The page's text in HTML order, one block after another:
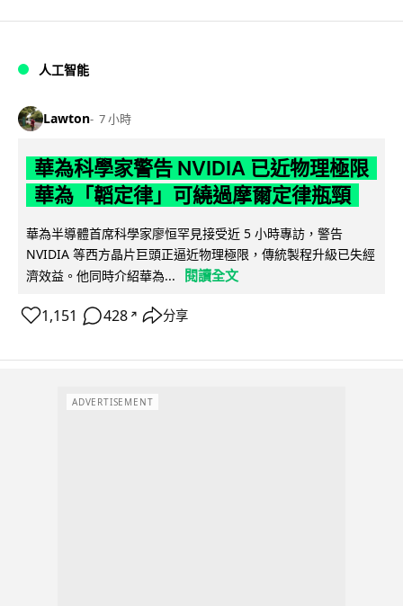
人工智能
Lawton 7 小時
華為科學家警告 NVIDIA 已近物理極限
華為「韜定律」可繞過摩爾定律瓶頸
華為半導體首席科學家廖恒罕見接受近 5 小時專訪，警告
NVIDIA 等西方晶片巨頭正逼近物理極限，傳統製程升級已失經
濟效益。他同時介紹華為...
閱讀全文
1,151 428 ↗ 分享
ADVERTISEMENT